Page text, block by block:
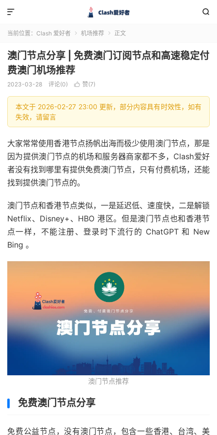


当前位置： Clash 爱好者  机场推荐  正文
澳门节点分享 | 免费澳门订阅节点和高速稳定付
费澳门机场推荐
2023-03-28 评论(0)  赞(7)
本文于 2026-02-27 23:00 更新，部分内容具有时效性，如有
失效，请留言
大家常常使用香港节点扬帆出海而极少使用澳门节点，那是
因为提供澳门节点的机场和服务器商家都不多，Clash爱好
者没有找到哪里有提供免费澳门节点，只有付费机场，还能
找到提供澳门节点的。
澳门节点和香港节点类似，一是延迟低、速度快，二是解锁
Netflix、Disney+、HBO 港区。但是澳门节点也和香港节
点一样，不能注册、登录时下流行的 ChatGPT 和 New
Bing 。
澳门节点推荐
免费澳门节点分享
免费公益节点，没有澳门节点，包含一些香港、台湾、美